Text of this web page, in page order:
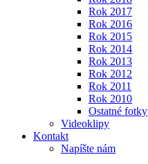
Rok 2017
Rok 2016
Rok 2015
Rok 2014
Rok 2013
Rok 2012
Rok 2011
Rok 2010
Ostatné fotky
Videoklipy
Kontakt
Napíšte nám